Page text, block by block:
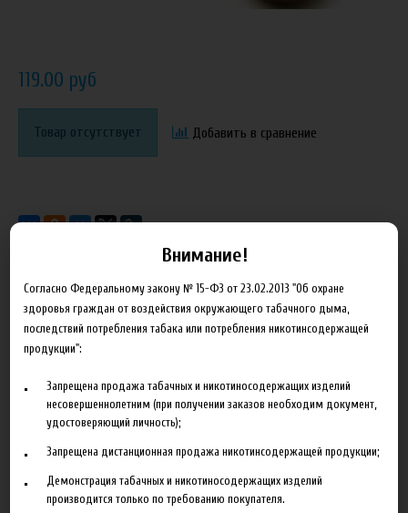
119.00 руб
Товар отсутствует Добавить в сравнение
Характеристики Отзывы
Производитель
Объем
10 мл
Гарантия
б/г
Внимание!
Согласно Федеральному закону № 15-ФЗ от 23.02.2013 "Об охране
здоровья граждан от воздействия окружающего табачного дыма,
последствий потребления табака или потребления никотинсодержащей
продукции":
Запрещена продажа табачных и никотиносодержащих изделий
несовершеннолетним (при получении заказов необходим документ,
удостоверяющий личность);
Запрещена дистанционная продажа никотинсодержащей продукции;
Демонстрация табачных и никотиносодержащих изделий
производится только по требованию покупателя.